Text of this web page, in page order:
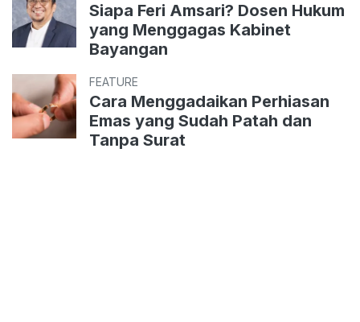
Siapa Feri Amsari? Dosen Hukum
yang Menggagas Kabinet
Bayangan
FEATURE
Cara Menggadaikan Perhiasan
Emas yang Sudah Patah dan
Tanpa Surat